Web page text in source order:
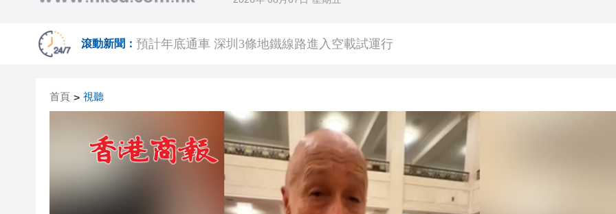
滾動新聞： 預計年底通車 深圳3條地鐵線路進入空載試運行
美國一法官暫時阻止特朗普罷免美聯儲理事庫克
有片丨以色列突襲卡塔爾 特朗普：很不開心 中東出任何事我都不意外
陳培光：發燒速度上升較快 半日達38度或患上流感
本地長衫品牌聯乘藝術家 CENTRESTAGE壓軸展共融美學
首頁 > 視聽